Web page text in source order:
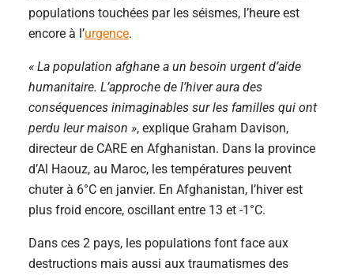
populations touchées par les séismes, l’heure est
encore à l’urgence.
« La population afghane a un besoin urgent d’aide
humanitaire. L’approche de l’hiver aura des
conséquences inimaginables sur les familles qui ont
perdu leur maison », explique Graham Davison,
directeur de CARE en Afghanistan. Dans la province
d’Al Haouz, au Maroc, les températures peuvent
chuter à 6°C en janvier. En Afghanistan, l’hiver est
plus froid encore, oscillant entre 13 et -1°C.
Dans ces 2 pays, les populations font face aux
destructions mais aussi aux traumatismes des